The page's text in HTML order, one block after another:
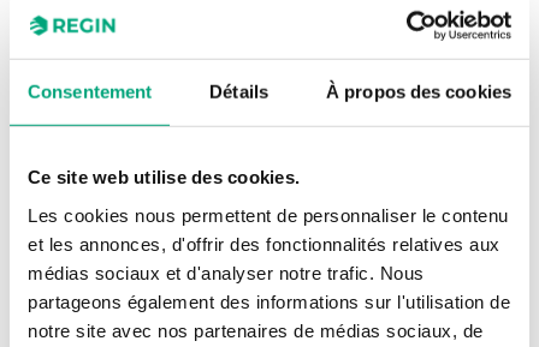
Consentement Détails À propos des cookies
Ce site web utilise des cookies.
Les cookies nous permettent de personnaliser le contenu
et les annonces, d'offrir des fonctionnalités relatives aux
médias sociaux et d'analyser notre trafic. Nous
partageons également des informations sur l'utilisation de
notre site avec nos partenaires de médias sociaux, de
RCX-... (FR)
Instructions
Manuels